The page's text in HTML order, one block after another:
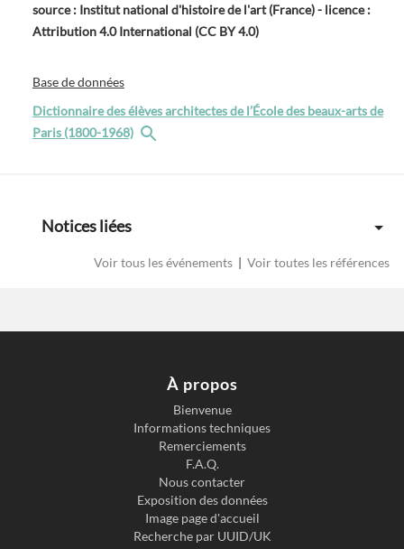
source : Institut national d'histoire de l'art (France) - licence :
Attribution 4.0 International (CC BY 4.0)
Base de données
Dictionnaire des élèves architectes de l’École des beaux-arts de
Paris (1800-1968)
Notices liées
Voir tous les événements | Voir toutes les références
À propos
Bienvenue
Informations techniques
Remerciements
F.A.Q.
Nous contacter
Exposition des données
Image page d'accueil
Recherche par UUID/UK